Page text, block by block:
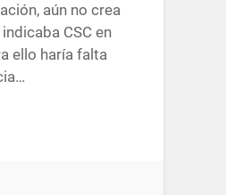
aún no crea
CSC en
ello haría falta